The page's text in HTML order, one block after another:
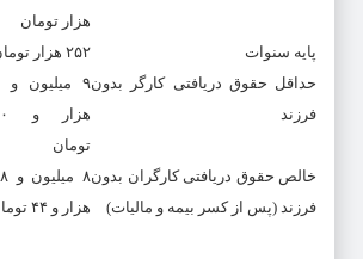
هزار تومان
پایه سنوات
۲۵۲ هزار تومان
حداقل حقوق دریافتی کارگر بدون
فرزند
تومان
خالص حقوق دریافتی کارگران بدون
فرزند (پس از کسر بیمه و مالیات)
۸
هزار و ۴۴ تومان